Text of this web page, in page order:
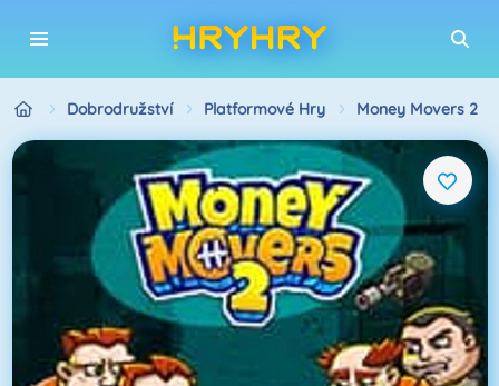
Dobrodružství Platformové Hry Money Movers 2